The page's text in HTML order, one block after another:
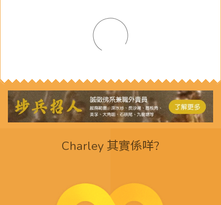
Charley 其實係咩?